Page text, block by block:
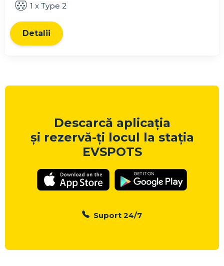
1 x Type 2
Detalii
Descarcă aplicația
și rezervă-ți locul la stația
EVSPOTS
Suport 24/7